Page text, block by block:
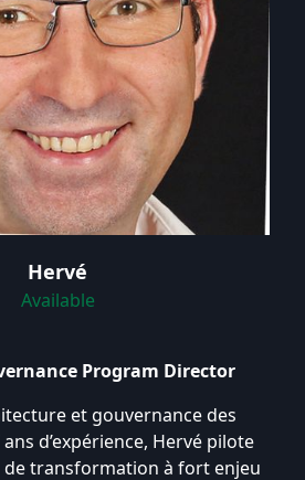
Hervé
Available
Program Director
et gouvernance des
d’expérience, Hervé pilote
transformation à fort enjeu